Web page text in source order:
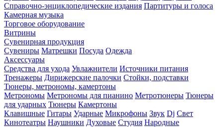
Справочно-энциклопедические издания Партитуры и голоса
Камерная музыка
Торговое оборудование
Витрины
Сувенирная продукция
Сувениры Матрешки Посуда Одежда
Аксессуары
Средства для ухода Увлажнители Источники питания
Тренажеры Дирижерские палочки Стойки, подставки
Тюнеры, метрономы, камертоны
Метрономы Метрономы для пианино Метротюнеры Тюнеры
для ударных Тюнеры Камертоны
Клавишные Гитары Ударные Микрофоны Звук Dj Свет
Кинотеатры Наушники Духовые Студия Народные